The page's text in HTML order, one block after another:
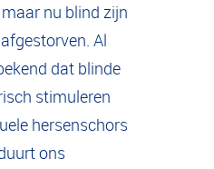
nu blind zijn
Al
dat blinde
stimuleren
hersenschors
ons